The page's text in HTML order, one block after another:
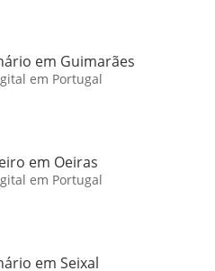
em Guimarães
em Portugal
em Oeiras
em Portugal
em Seixal